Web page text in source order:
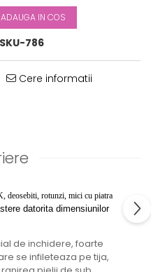
ADAUGA IN COS
SKU-786
Cere informatii
deosebiti, rotunzi, mici cu piatra
datorita dimensiunilor
de inchidere, foarte
se infileteaza pe tija,